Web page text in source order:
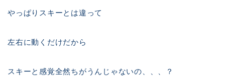
やっぱりスキーとは違って
左右に動くだけだから
スキーと感覚全然ちがうんじゃないの、、、？